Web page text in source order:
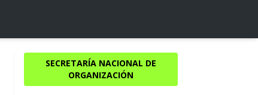
SECRETARÍA NACIONAL DE
ORGANIZACIÓN